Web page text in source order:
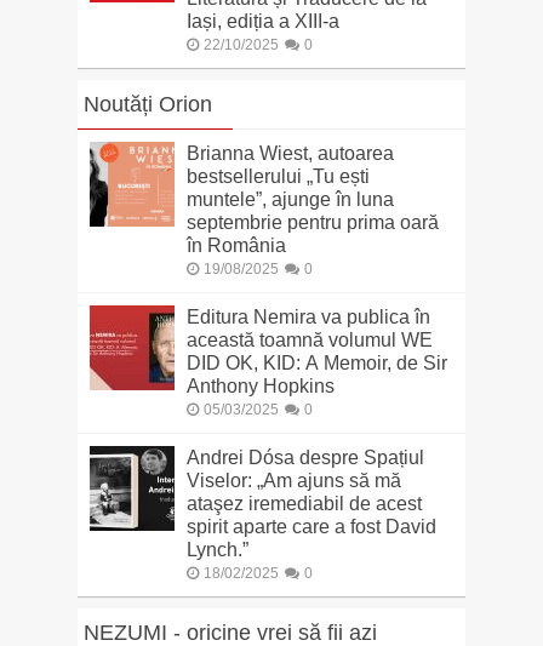
Iași, ediția a XIII-a
22/10/2025 0
Noutăți Orion
Brianna Wiest, autoarea
bestsellerului „Tu ești
muntele”, ajunge în luna
septembrie pentru prima oară
în România
19/08/2025 0
Editura Nemira va publica în
această toamnă volumul WE
DID OK, KID: A Memoir, de Sir
Anthony Hopkins
05/03/2025 0
Andrei Dósa despre Spațiul
Viselor: „Am ajuns să mă
ataşez iremediabil de acest
spirit aparte care a fost David
Lynch.”
18/02/2025 0
NEZUMI - oricine vrei să fii azi